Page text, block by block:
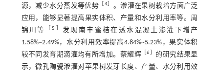
源，减少水分蒸发等优势
4］ 。渗灌在果树栽培方面广泛
应用，能够显著提高果实体积、产量和水分利用率等。周
锦川等
［5
发现南丰蜜桔在透水混凝土渗灌下增产
1.58%~2.49%，水分利用效率提高4.84%~5.23%，果实体积
较不同发育期滴灌均有所增加。蔡耀辉［6
的研究结果显
示，微孔陶瓷渗灌对苹果树发芽长度、产量、水分利用效